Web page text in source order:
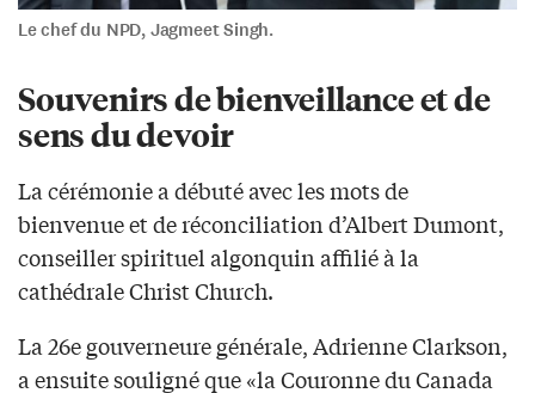
Le chef du NPD, Jagmeet Singh.
Souvenirs de bienveillance et de
sens du devoir
La cérémonie a débuté avec les mots de
bienvenue et de réconciliation d’Albert Dumont,
conseiller spirituel algonquin affilié à la
cathédrale Christ Church.
La 26e gouverneure générale, Adrienne Clarkson,
a ensuite souligné que «la Couronne du Canada